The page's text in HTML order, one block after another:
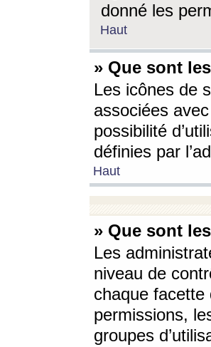
donné les
Haut
» Que sont
Les icônes de
associées
possibilité
définies par
Haut
» Que sont
Les
niveau de
chaque facette
permissions,
groupes